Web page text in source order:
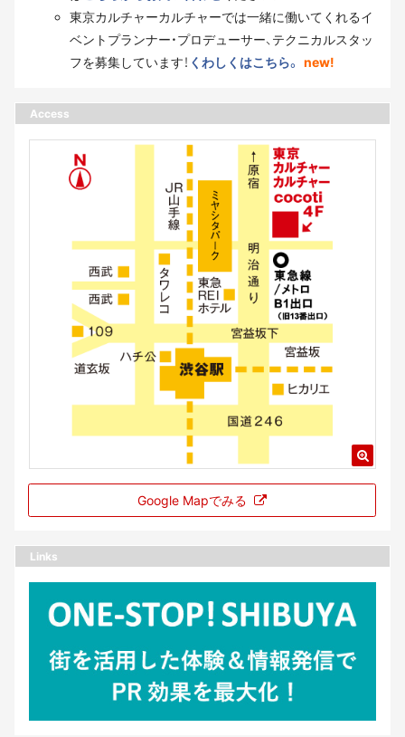
東京カルチャーカルチャーでは一緒に働いてくれるイ
ベントプランナー・プロデューサー、テクニカルスタッ
フを募集しています！ くわしくはこちら。 new!
Access
Google Mapでみる
Links